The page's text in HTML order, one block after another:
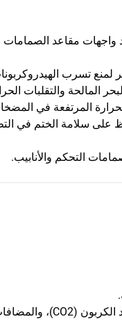
مقاعد الصمامات
تسرب
المالحة والتقلبات
المرتفعة في
على سلامة الختم في
التحكم والأنابيب.